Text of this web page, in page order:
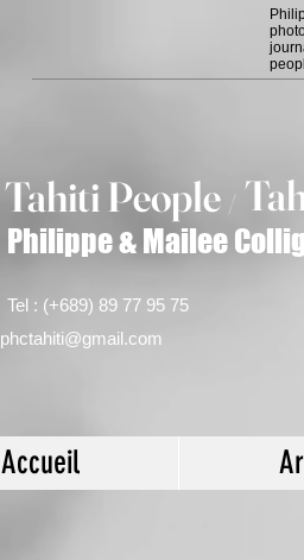
Tahiti People /
Philippe & Mailee
Tel : (+689) 89 77 95 75
phctahiti@gmail.com
T
Accueil